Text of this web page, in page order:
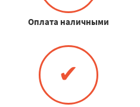
Оплата наличными
✔